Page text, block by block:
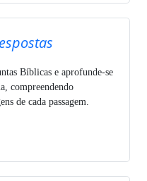
Bíblicas e aprofunde-se
compreendendo
de cada passagem.